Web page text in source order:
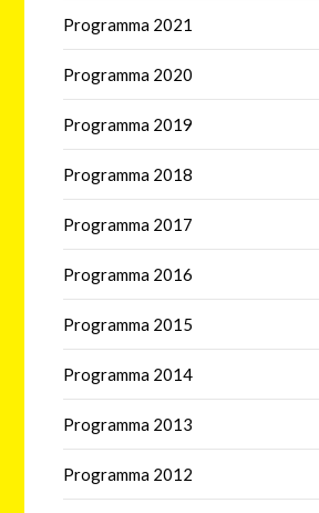
Programma 2021
Programma 2020
Programma 2019
Programma 2018
Programma 2017
Programma 2016
Programma 2015
Programma 2014
Programma 2013
Programma 2012